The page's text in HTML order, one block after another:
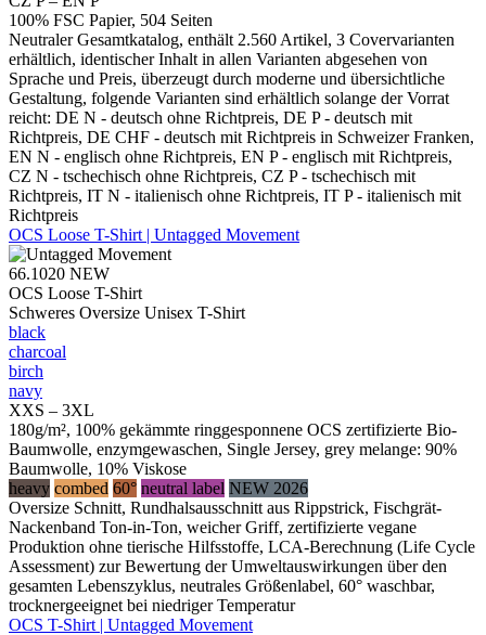
100% FSC Papier, 504 Seiten
Neutraler Gesamtkatalog, enthält 2.560 Artikel, 3 Covervarianten
erhältlich, identischer Inhalt in allen Varianten abgesehen von
Sprache und Preis, überzeugt durch moderne und übersichtliche
Gestaltung, folgende Varianten sind erhältlich solange der Vorrat
reicht: DE N - deutsch ohne Richtpreis, DE P - deutsch mit
Richtpreis, DE CHF - deutsch mit Richtpreis in Schweizer Franken,
EN N - englisch ohne Richtpreis, EN P - englisch mit Richtpreis,
CZ N - tschechisch ohne Richtpreis, CZ P - tschechisch mit
Richtpreis, IT N - italienisch ohne Richtpreis, IT P - italienisch mit
Richtpreis
OCS Loose T-Shirt | Untagged Movement
66.1020 NEW
OCS Loose T-Shirt
Schweres Oversize Unisex T-Shirt
black
charcoal
birch
navy
XXS – 3XL
180g/m², 100% gekämmte ringgesponnene OCS zertifizierte Bio-
Baumwolle, enzymgewaschen, Single Jersey, grey melange: 90%
Baumwolle, 10% Viskose
heavy combed 60° neutral label NEW 2026
Oversize Schnitt, Rundhalsausschnitt aus Rippstrick, Fischgrät-
Nackenband Ton-in-Ton, weicher Griff, zertifizierte vegane
Produktion ohne tierische Hilfsstoffe, LCA-Berechnung (Life Cycle
Assessment) zur Bewertung der Umweltauswirkungen über den
gesamten Lebenszyklus, neutrales Größenlabel, 60° waschbar,
trocknergeeignet bei niedriger Temperatur
OCS T-Shirt | Untagged Movement